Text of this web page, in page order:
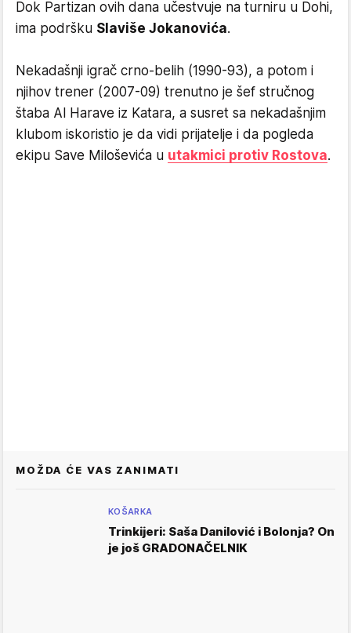
Dok Partizan ovih dana učestvuje na turniru u Dohi,
ima podršku Slaviše Jokanovića.
Nekadašnji igrač crno-belih (1990-93), a potom i
njihov trener (2007-09) trenutno je šef stručnog
štaba Al Harave iz Katara, a susret sa nekadašnjim
klubom iskoristio je da vidi prijatelje i da pogleda
ekipu Save Miloševića u utakmici protiv Rostova.
MOŽDA ĆE VAS ZANIMATI
KOŠARKA
Trinkijeri: Saša Danilović i Bolonja? On
je još GRADONAČELNIK